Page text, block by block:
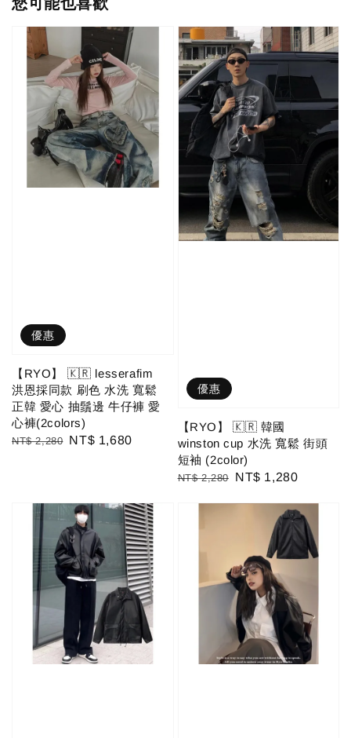
優惠
【RYO】 🇰🇷 lesserafim
洪恩採同款 刷色 水洗 寬鬆
正韓 愛心 抽鬚邊 牛仔褲 愛
心褲(2colors)
Regular
NT$ 2,280 Sale
NT$ 1,680
優惠
【RYO】 🇰🇷 韓國
winston cup 水洗 寬鬆 街頭
短袖 (2color)
Regular
NT$ 2,280
Sale
NT$ 1,280